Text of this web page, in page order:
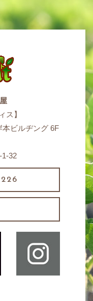
ス】
ビルヂング 6F
32
226